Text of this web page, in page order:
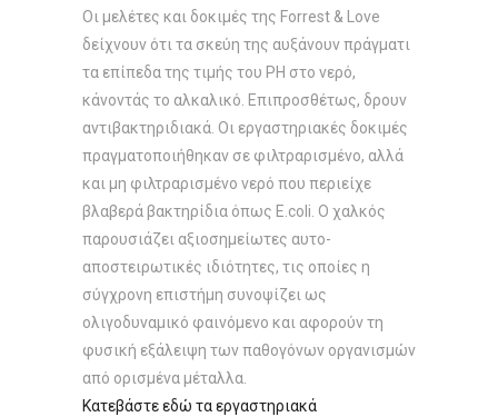
Οι μελέτες και δοκιμές της Forrest & Love
δείχνουν ότι τα σκεύη της αυξάνουν πράγματι
τα επίπεδα της τιμής του PH στο νερό,
κάνοντάς το αλκαλικό. Επιπροσθέτως, δρουν
αντιβακτηριδιακά. Οι εργαστηριακές δοκιμές
πραγματοποιήθηκαν σε φιλτραρισμένο, αλλά
και μη φιλτραρισμένο νερό που περιείχε
βλαβερά βακτηρίδια όπως Ε.coli. Ο χαλκός
παρουσιάζει αξιοσημείωτες αυτο-
αποστειρωτικές ιδιότητες, τις οποίες η
σύγχρονη επιστήμη συνοψίζει ως
ολιγοδυναμικό φαινόμενο και αφορούν τη
φυσική εξάλειψη των παθογόνων οργανισμών
από ορισμένα μέταλλα.
Κατεβάστε εδώ τα εργαστηριακά